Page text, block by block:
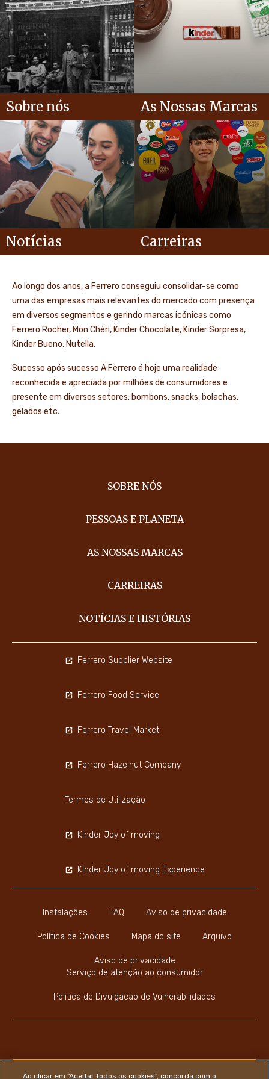
Sobre nós As Nossas Marcas
Notícias Carreiras
Ao longo dos anos, a Ferrero conseguiu consolidar-se como
uma das empresas mais relevantes do mercado com presença
em diversos segmentos e gerindo marcas icónicas como
Ferrero Rocher, Mon Chéri, Kinder Chocolate, Kinder Sorpresa,
Kinder Bueno, Nutella.
Sucesso após sucesso A Ferrero é hoje uma realidade
reconhecida e apreciada por milhões de consumidores e
presente em diversos setores: bombons, snacks, bolachas,
gelados etc.
SOBRE NÓS
PESSOAS E PLANETA
AS NOSSAS MARCAS
CARREIRAS
NOTÍCIAS E HISTÓRIAS
Instalações FAQ Aviso de privacidade
Política de Cookies Mapa do site Arquivo
Aviso de privacidade
Serviço de atenção ao consumidor
Politica de Divulgacao de Vulnerabilidades
Ferrero Supplier Website
Ferrero Food Service
Ferrero Travel Market
Ferrero Hazelnut Company
Termos de Utilização
Kinder Joy of moving
Kinder Joy of moving Experience
Youtube Channel
Instagram
LinkedIn
Ao clicar em "Aceitar todos os cookies", concorda com o